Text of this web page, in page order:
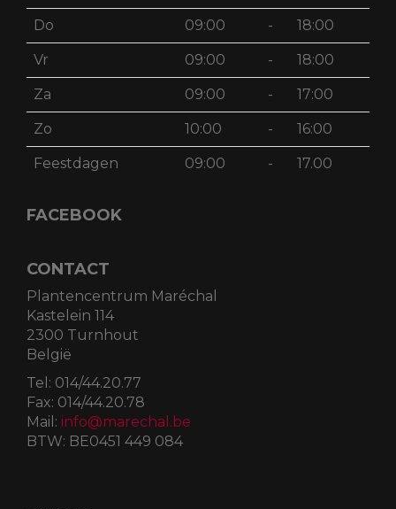
Do 09:00 - 18:00
Vr 09:00 - 18:00
Za 09:00 - 17:00
Zo 10:00 - 16:00
Feestdagen 09:00 - 17.00
FACEBOOK
CONTACT
Plantencentrum Maréchal
Kastelein 114
2300 Turnhout
België
Tel: 014/44.20.77
Fax: 014/44.20.78
Mail: info@marechal.be
BTW: BE0451 449 084